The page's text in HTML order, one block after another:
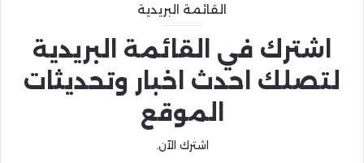
القائمة البريدية
اشترك في القائمة البريدية
لتصلك احدث اخبار وتحديثات
الموقع
اشترك الآن.